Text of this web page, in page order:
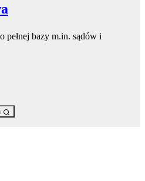
pełnej bazy m.in. sądów i